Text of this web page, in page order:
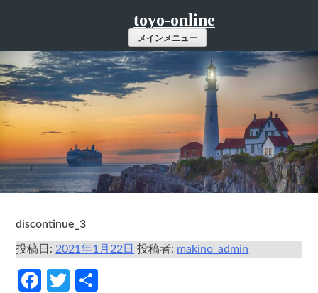
ツ
へ
ス
キ
ッ
プ
toyo-online
メインメニュー
discontinue_3
投稿日: 2021年1月22日 投稿者: makino_admin
Facebook
Twitter